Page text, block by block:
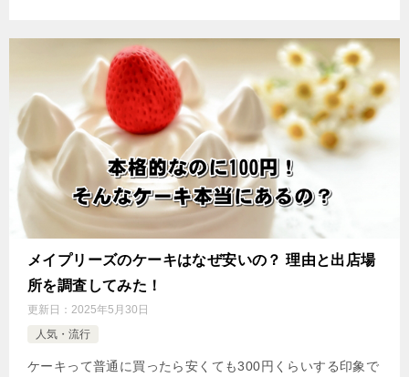
メイプリーズのケーキはなぜ安いの？ 理由と出店場
所を調査してみた！
更新日： 2025年5月30日
人気・流行
ケーキって普通に買ったら安くても300円くらいする印象で